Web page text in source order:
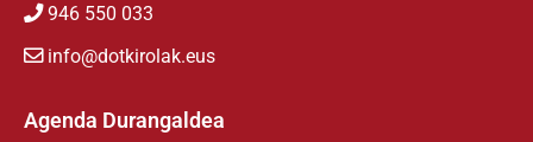
946 550 033
info@dotkirolak.eus
Agenda Durangaldea